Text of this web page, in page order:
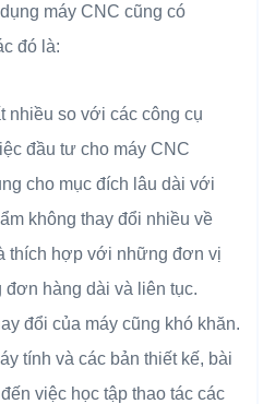
máy CNC cũng có
đó là:
nhiều so với các công cụ
đầu tư cho máy CNC
cho mục đích lâu dài với
không thay đổi nhiều về
thích hợp với những đơn vị
đơn hàng dài và liên tục.
đổi của máy cũng khó khăn.
tính và các bản thiết kế, bài
việc học tập thao tác các